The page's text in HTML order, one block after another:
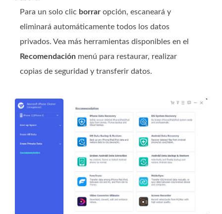
Para un solo clic borrar opción, escaneará y
eliminará automáticamente todos los datos
privados. Vea más herramientas disponibles en el
Recomendación menú para restaurar, realizar
copias de seguridad y transferir datos.